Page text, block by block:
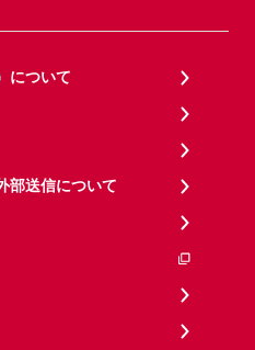
について
部送信について